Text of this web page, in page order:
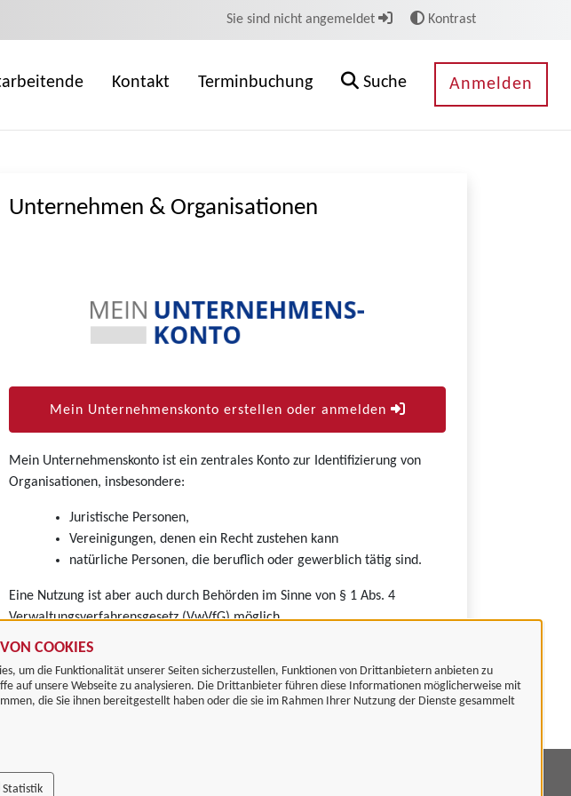
COOKIES
um die Funktionalität unserer Seiten sicherzustellen, Funktionen von Drittanbietern anbieten zu
auf unsere Webseite zu analysieren. Die Drittanbieter führen diese Informationen möglicherweise mit
die Sie ihnen bereitgestellt haben oder die sie im Rahmen Ihrer Nutzung der Dienste gesammelt
Statistik
Sie sind nicht angemeldet Kontrast
Kontakt Terminbuchung Suche Anmelden
Unternehmen & Organisationen
Mein Unternehmenskonto erstellen oder anmelden
Mein Unternehmenskonto ist ein zentrales Konto zur Identifizierung von
Organisationen, insbesondere:
Juristische Personen,
Vereinigungen, denen ein Recht zustehen kann
natürliche Personen, die beruflich oder gewerblich tätig sind.
Eine Nutzung ist aber auch durch Behörden im Sinne von § 1 Abs. 4
Verwaltungsverfahrensgesetz (VwVfG) möglich.